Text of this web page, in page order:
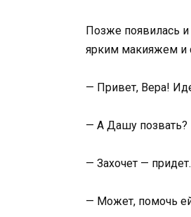
Позже появилась
ярким макияжем и
— Привет, Вера!
— А Дашу позвать?
— Захочет —
— Может, помочь